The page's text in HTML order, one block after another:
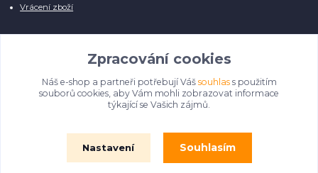
Vrácení zboží
Manuálně pro Vás kontrolujeme každý produkt, přesto se může stát, že u
několika z nich je vyobrazen pouze obrázek informativního charakteru.
Omlouváme se, na úpravě databáze pilně pracujeme.
Zpracování cookies
Náš e-shop a partneři potřebují Váš souhlass použitím
souborů cookies, aby Vám mohli zobrazovat informace
týkající se Vašich zájmů.
Nastavení Souhlasím